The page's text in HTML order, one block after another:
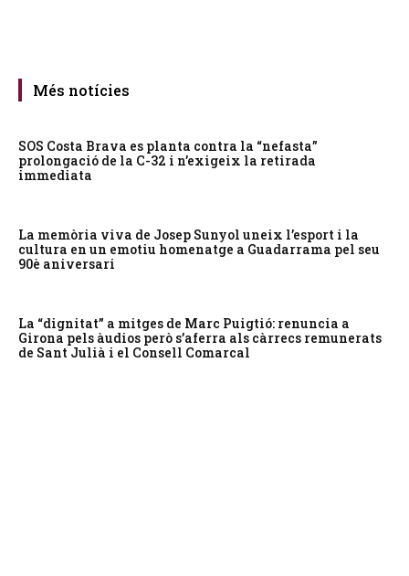
Més notícies
SOS Costa Brava es planta contra la “nefasta”
prolongació de la C-32 i n’exigeix la retirada
immediata
La memòria viva de Josep Sunyol uneix l’esport i la
cultura en un emotiu homenatge a Guadarrama pel seu
90è aniversari
La “dignitat” a mitges de Marc Puigtió: renuncia a
Girona pels àudios però s’aferra als càrrecs remunerats
de Sant Julià i el Consell Comarcal